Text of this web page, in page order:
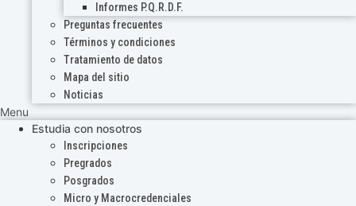
Informes P.Q.R.D.F.
Preguntas frecuentes
Términos y condiciones
Tratamiento de datos
Mapa del sitio
Noticias
Menu
Estudia con nosotros
Inscripciones
Pregrados
Posgrados
Micro y Macrocredenciales